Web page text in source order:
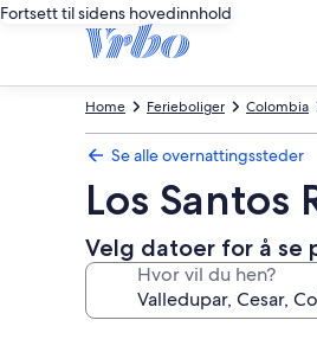
Fortsett til sidens hovedinnhold
Colombia
Ferieboliger
Home
Se alle overnattingssteder
Los Santos
Velg datoer for å se
Hvor vil du hen?